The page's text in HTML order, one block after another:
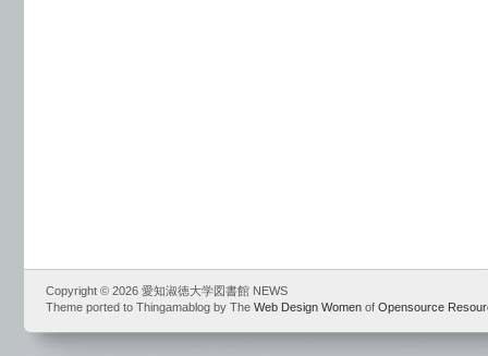
Copyright © 2026 愛知淑徳大学図書館 NEWS
Theme ported to Thingamablog by The Web Design Women of Opensource